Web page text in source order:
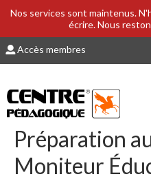
Nos services sont maintenus.
écrire. Nous
Accès membres
Préparation
Moniteur